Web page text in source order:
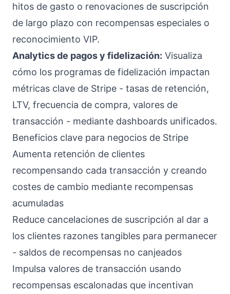
hitos de gasto o renovaciones de suscripción
de largo plazo con recompensas especiales o
reconocimiento VIP.
Analytics de pagos y fidelización: Visualiza
cómo los programas de fidelización impactan
métricas clave de Stripe - tasas de retención,
LTV, frecuencia de compra, valores de
transacción - mediante dashboards unificados.
Beneficios clave para negocios de Stripe
Aumenta retención de clientes
recompensando cada transacción y creando
costes de cambio mediante recompensas
acumuladas
Reduce cancelaciones de suscripción al dar a
los clientes razones tangibles para permanecer
- saldos de recompensas no canjeados
Impulsa valores de transacción usando
recompensas escalonadas que incentivan